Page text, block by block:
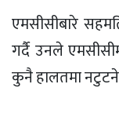
एमसीसीबारे
गर्दै उनले
कुनै हालतमा नटुटने